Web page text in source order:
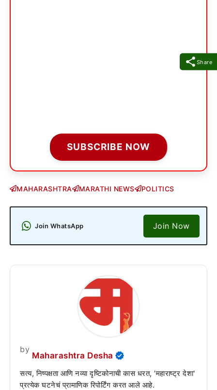
Share
SUBSCRIBE NOW
MAHARASHTRA MARATHI NEWS POLITICS
Join WhatsApp Join Now
by
Maharashtra Desha
सत्य, निष्पक्षता आणि नव्या दृष्टिकोनाची कास धरत, 'महाराष्ट्र देशा'
प्रत्येक घटनेचं प्रामाणिक रिपोर्टिंग करत आले आहे.